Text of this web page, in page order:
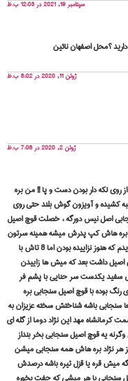
سپتامبر 19, 2021 در 12:03 ب.ظ
؟محل اصفهان نائین
ژوئن 11, 2020 در 8:02 ب.ظ
ژوئن 2, 2020 در 7:06 ب.ظ
لکه دار بودن دست و پا !! من بره
کشیده و آویزون گوش بلند حتی روی
اصل نیس دورگه ، خصلت قوچ اصیل
بره هاش کپ پدرش میشه همینه سرتون
کلاه نذارن من پارسال تعدادی بره میش مهربان شکم اول خریدم که هنوز نزاییده بودن اما 8 تاش با
اصیل داشت بعد که میش ها زاییدن
سفید یکدست سر حنایی با پشم فر
رنگ بوده با قوچ اصیل سنجابی بره
سنجابی باشه شناختش سخته عزیزان به
کرمانشاه مهد این نژاد دوما از گله ای
یه قوچ اصیل سنجابی بخر بنداز
از هر نژاد بره هاش همه سنجابی میشن
قره یا قزل تیره باشه درصدش
سنجابی با هر میشی که جفت بخوره